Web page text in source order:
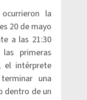
la
20 de mayo
a las 21:30
primeras
el intérprete
una
dentro de un